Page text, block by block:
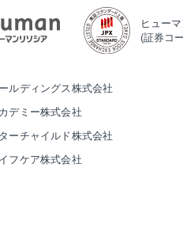
ヒュー
(証券コ
ルディングス株式会社
デミー株式会社
ーチャイルド株式会社
フケア株式会社